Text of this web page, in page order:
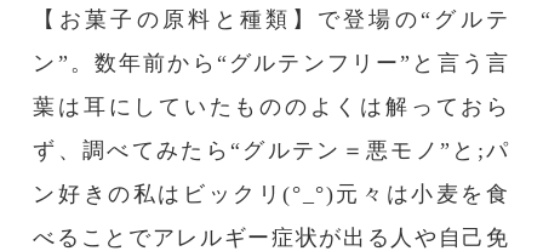
【お菓子の原料と種類】で登場の“グルテ
ン”。数年前から“グルテンフリー”と言う言
葉は耳にしていたもののよくは解っておら
ず、調べてみたら“グルテン＝悪モノ”と;パ
ン好きの私はビックリ(°_°)元々は小麦を食
べることでアレルギー症状が出る人や自己免